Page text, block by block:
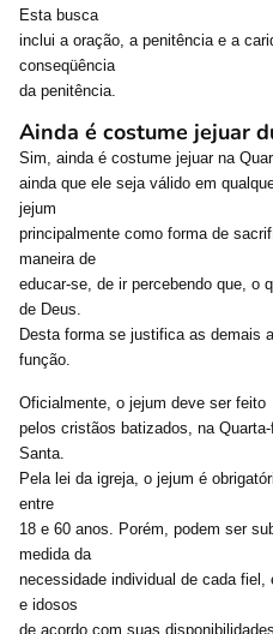
Esta busca
inclui a oração, a penitência e a
conseqüência
da penitência.
Ainda é costume jejuar
Sim, ainda é costume jejuar na
ainda que ele seja válido em
jejum
principalmente como forma de
maneira de
educar-se, de ir percebendo que, o
de Deus.
Desta forma se justifica as demais
função.
Oficialmente, o jejum deve ser feito
pelos cristãos batizados, na
Santa.
Pela lei da igreja, o jejum é
entre
18 e 60 anos. Porém, podem ser
medida da
necessidade individual de cada
e idosos
de acordo com suas disponibilidades.